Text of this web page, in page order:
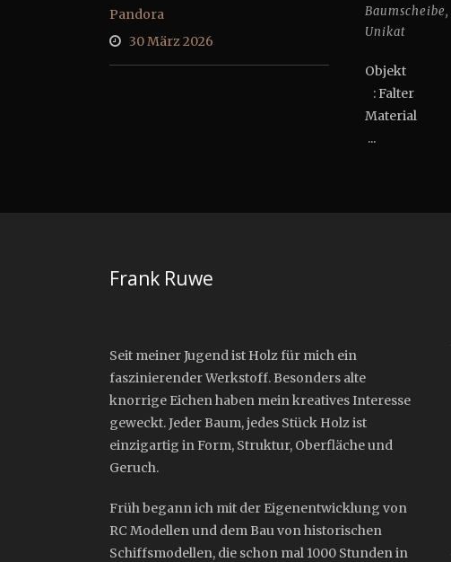
Baumscheibe,
Unikat
Objekt
: Falter
Material
...
Pandora
30 März 2026
Frank Ruwe
Seit meiner Jugend ist Holz für mich ein
faszinierender Werkstoff. Besonders alte
knorrige Eichen haben mein kreatives Interesse
geweckt. Jeder Baum, jedes Stück Holz ist
einzigartig in Form, Struktur, Oberfläche und
Geruch.
Früh begann ich mit der Eigenentwicklung von
RC Modellen und dem Bau von historischen
Schiffsmodellen, die schon mal 1000 Stunden in